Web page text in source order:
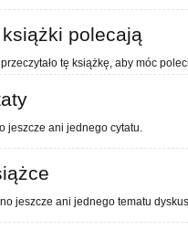
polecają
tę książkę, aby móc
jeszcze ani jednego cytatu.
jeszcze ani jednego tematu